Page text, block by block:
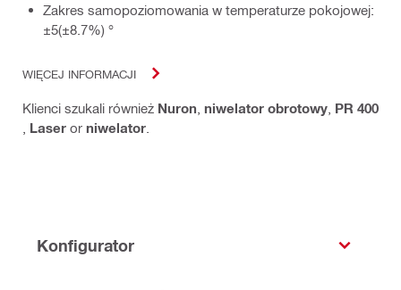
Zakres samopoziomowania w temperaturze pokojowej:
±5(±8.7%) °
WIĘCEJ INFORMACJI
Klienci szukali również Nuron niwelator obrotowy PR 400
Laser or niwelator
Konfigurator